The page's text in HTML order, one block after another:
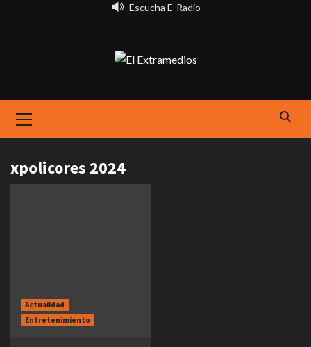
Escucha E-Radio
Menu
xpolicores 2024
Actualidad
Entretenimiento